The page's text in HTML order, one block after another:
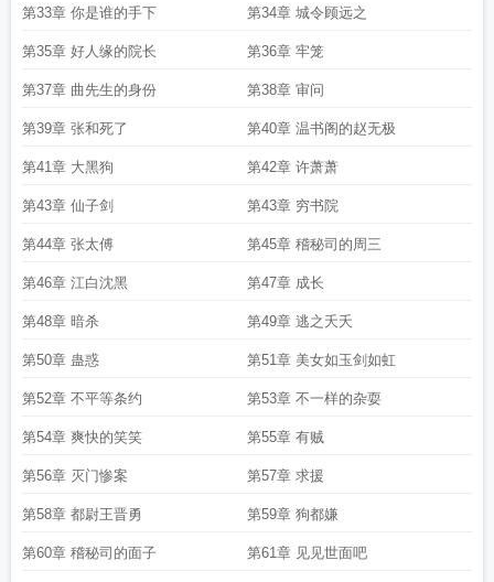
第33章 你是谁的手下 第34章 城令顾远之
第35章 好人缘的院长 第36章 牢笼
第37章 曲先生的身份 第38章 审问
第39章 张和死了 第40章 温书阁的赵无极
第41章 大黑狗 第42章 许萧萧
第43章 仙子剑 第43章 穷书院
第44章 张太傅 第45章 稽秘司的周三
第46章 江白沈黑 第47章 成长
第48章 暗杀 第49章 逃之夭夭
第50章 蛊惑 第51章 美女如玉剑如虹
第52章 不平等条约 第53章 不一样的杂耍
第54章 爽快的笑笑 第55章 有贼
第56章 灭门惨案 第57章 求援
第58章 都尉王晋勇 第59章 狗都嫌
第60章 稽秘司的面子 第61章 见见世面吧